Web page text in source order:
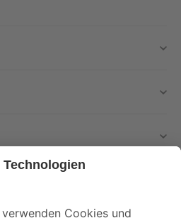
und Aktionen mehr verpassen!